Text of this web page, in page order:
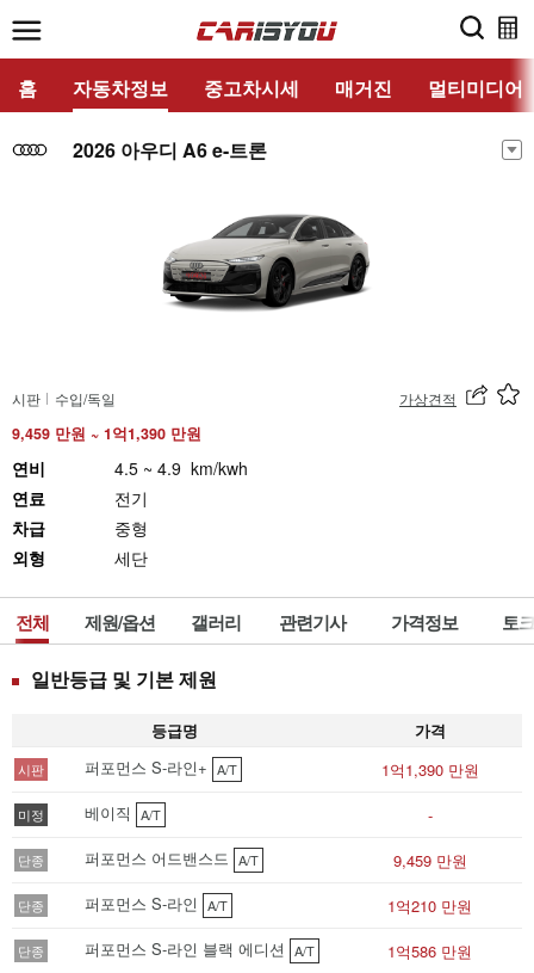
홈 자동차정보 중고차시세 매거진 멀티미디어
2026 아우디 A6 e-트론
시판 수입/독일 가상견적
9,459 만원 ~ 1억1,390 만원
연비
4.5 ~ 4.9 km/kwh
연료
전기
차급
중형
외형
세단
전체 제원/옵션 갤러리 관련기사 가격정보 토
일반등급 및 기본 제원
등급명 가격
시판 퍼포먼스 S-라인+ A/T 1억1,390 만원
미정 베이직 A/T -
단종 퍼포먼스 어드밴스드 A/T 9,459 만원
단종 퍼포먼스 S-라인 A/T 1억210 만원
단종 퍼포먼스 S-라인 블랙 에디션 A/T 1억586 만원